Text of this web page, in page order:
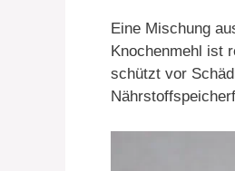
Eine Mischung
Knochenmehl ist
schützt vor